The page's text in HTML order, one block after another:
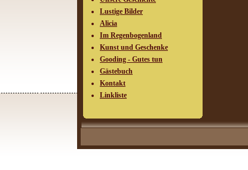
Lustige Bilder
Alicia
Im Regenbogenland
Kunst und Geschenke
Gooding - Gutes tun
Gästebuch
Kontakt
Linkliste